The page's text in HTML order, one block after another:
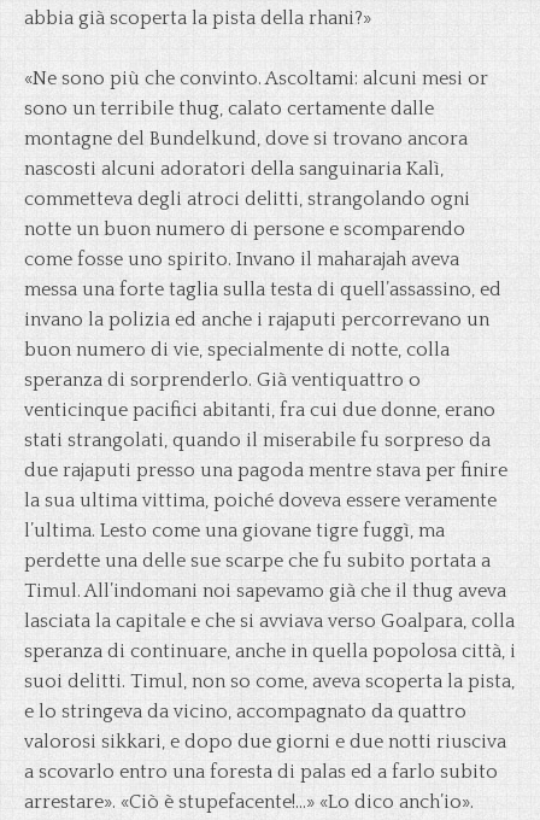
abbia già scoperta la pista della rhani?»
«Ne sono più che convinto. Ascoltami: alcuni mesi or
sono un terribile thug, calato certamente dalle
montagne del Bundelkund, dove si trovano ancora
nascosti alcuni adoratori della sanguinaria Kalì,
commetteva degli atroci delitti, strangolando ogni
notte un buon numero di persone e scomparendo
come fosse uno spirito. Invano il maharajah aveva
messa una forte taglia sulla testa di quell’assassino, ed
invano la polizia ed anche i rajaputi percorrevano un
buon numero di vie, specialmente di notte, colla
speranza di sorprenderlo. Già ventiquattro o
venticinque pacifici abitanti, fra cui due donne, erano
stati strangolati, quando il miserabile fu sorpreso da
due rajaputi presso una pagoda mentre stava per finire
la sua ultima vittima, poiché doveva essere veramente
l’ultima. Lesto come una giovane tigre fuggì, ma
perdette una delle sue scarpe che fu subito portata a
Timul. All’indomani noi sapevamo già che il thug aveva
lasciata la capitale e che si avviava verso Goalpara, colla
speranza di continuare, anche in quella popolosa città, i
suoi delitti. Timul, non so come, aveva scoperta la pista,
e lo stringeva da vicino, accompagnato da quattro
valorosi sikkari, e dopo due giorni e due notti riusciva
a scovarlo entro una foresta di palas ed a farlo subito
arrestare». «Ciò è stupefacente!…» «Lo dico anch’io».